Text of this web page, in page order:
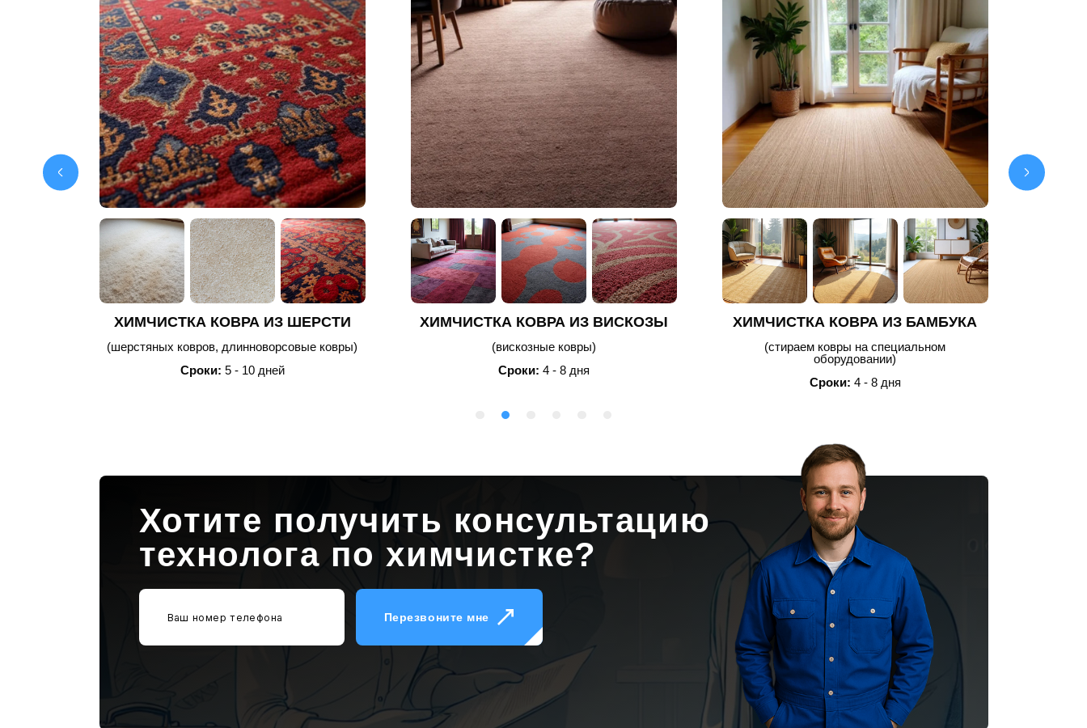
ХИМЧИСТКА КОВРА ИЗ ВИСКОЗЫ
(вискозные ковры)
Сроки:4 - 8 дня
ХИМЧИСТКА КОВРА ИЗ БАМБУКА
(стираем ковры на специальном
ХИМЧИСТКА КОВРА ИЗ ХЛОПКА
(хлопковые ковры)
Сроки:4 - 8 дней
Хотите получить консультацию
технолога по химчистке?
Перезвоните мне